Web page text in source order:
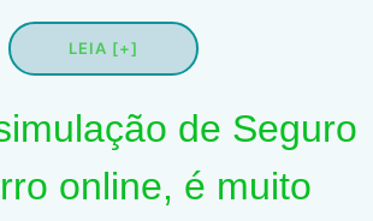
LEIA [+]
de Seguro
online, é muito